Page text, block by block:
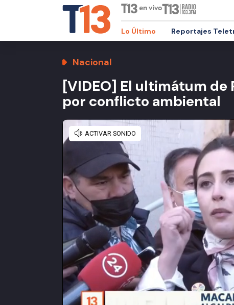
Lo Último Reportajes
Nacional
[VIDEO] El ultimátum de
por conflicto ambiental